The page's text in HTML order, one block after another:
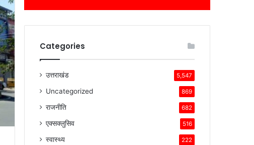
Categories
उत्तराखंड 5,547
Uncategorized 869
राजनीति 682
एक्सक्लुसिव 516
स्वास्थ्य 222